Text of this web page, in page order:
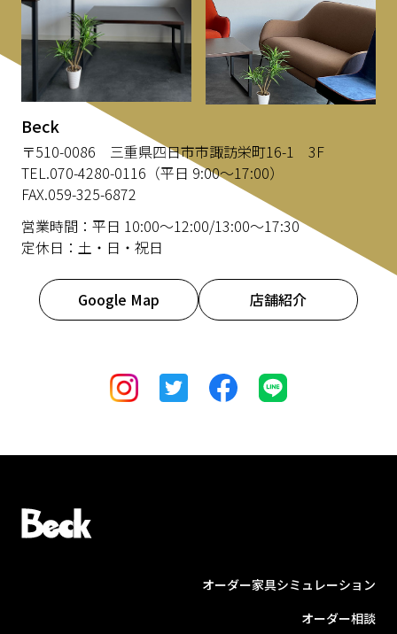
Beck
〒510-0086 三重県四日市市諏訪栄町16-1 3F
TEL.070-4280-0116 （平日 9:00～17:00）
FAX.059-325-6872
営業時間：平日 10:00～12:00/13:00～17:30
定休日：土・日・祝日
Google Map 店舗紹介
オーダー家具シミュレーション
オーダー相談